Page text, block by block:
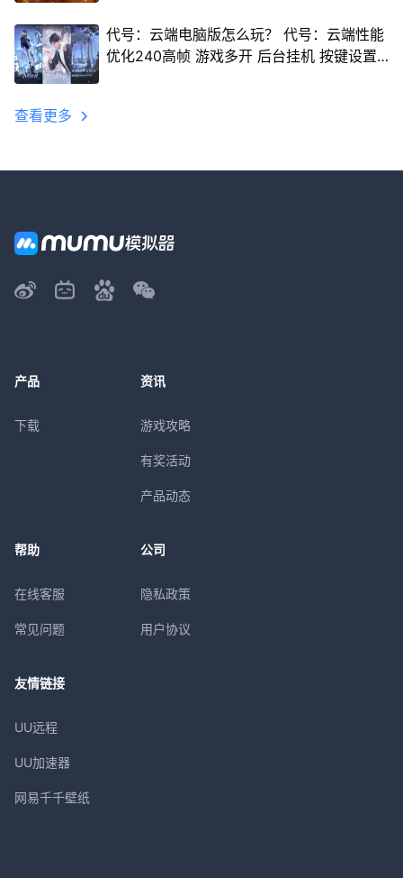
代号：云端电脑版怎么玩？ 代号：云端性能
优化240高帧 游戏多开 后台挂机 按键设置
查看更多
产品
下载
资讯
游戏攻略
有奖活动
产品动态
帮助
在线客服
常见问题
公司
隐私政策
用户协议
友情链接
UU远程
UU加速器
网易千千壁纸